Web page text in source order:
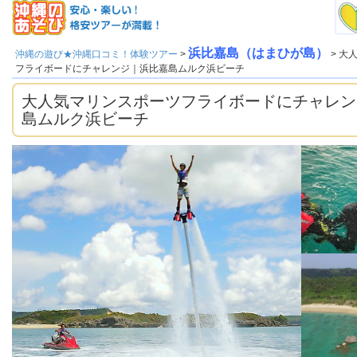
沖縄の遊び★沖縄口コミ！体験ツアー > 浜比嘉島（はまひが島）
> 大
フライボードにチャレンジ｜浜比嘉島ムルク浜ビーチ
大人気マリンスポーツフライボードにチャレ
島ムルク浜ビーチ